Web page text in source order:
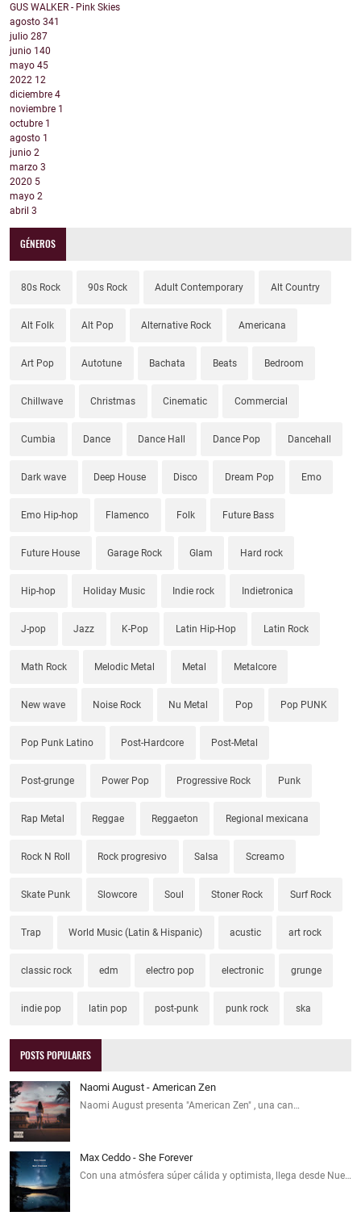
GUS WALKER - Pink Skies
agosto 341
julio 287
junio 140
mayo 45
2022 12
diciembre 4
noviembre 1
octubre 1
agosto 1
junio 2
marzo 3
2020 5
mayo 2
abril 3
GÉNEROS
80s Rock 90s Rock Adult Contemporary Alt Country
Alt Folk Alt Pop Alternative Rock Americana
Art Pop Autotune Bachata Beats Bedroom
Chillwave Christmas Cinematic Commercial
Cumbia Dance Dance Hall Dance Pop Dancehall
Dark wave Deep House Disco Dream Pop Emo
Emo Hip-hop Flamenco Folk Future Bass
Future House Garage Rock Glam Hard rock
Hip-hop Holiday Music Indie rock Indietronica
J-pop Jazz K-Pop Latin Hip-Hop Latin Rock
Math Rock Melodic Metal Metal Metalcore
New wave Noise Rock Nu Metal Pop Pop PUNK
Pop Punk Latino Post-Hardcore Post-Metal
Post-grunge Power Pop Progressive Rock Punk
Rap Metal Reggae Reggaeton Regional mexicana
Rock N Roll Rock progresivo Salsa Screamo
Skate Punk Slowcore Soul Stoner Rock Surf Rock
Trap World Music (Latin & Hispanic) acustic art rock
classic rock edm electro pop electronic grunge
indie pop latin pop post-punk punk rock ska
POSTS POPULARES
Naomi August - American Zen
Naomi August presenta "American Zen" , una can…
Max Ceddo - She Forever
Con una atmósfera súper cálida y optimista, llega desde Nue…